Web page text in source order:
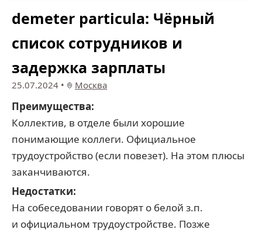
demeter particula: Чёрный
список сотрудников и
задержка зарплаты
25.07.2024 • Москва
Преимущества:
Коллектив, в отделе были хорошие
понимающие коллеги. Официальное
трудоустройство (если повезет). На этом плюсы
заканчиваются.
Недостатки:
На собеседовании говорят о белой з.п.
и официальном трудоустройстве. Позже